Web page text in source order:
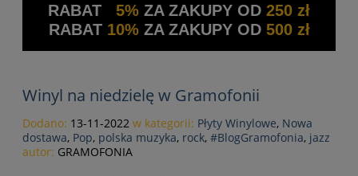
RABAT 5% ZA ZAKUPY OD 250 zł
RABAT 10%ZA ZAKUPY OD 500 zł
Winyl na niedzielę w Gramofonii
Dodano: 13-11-2022 w kategorii: Płyty Winylowe, Nowa
dostawa, Pop, polska muzyka, rock, #BlogGramofonia, jazz
autor: GRAMOFONIA